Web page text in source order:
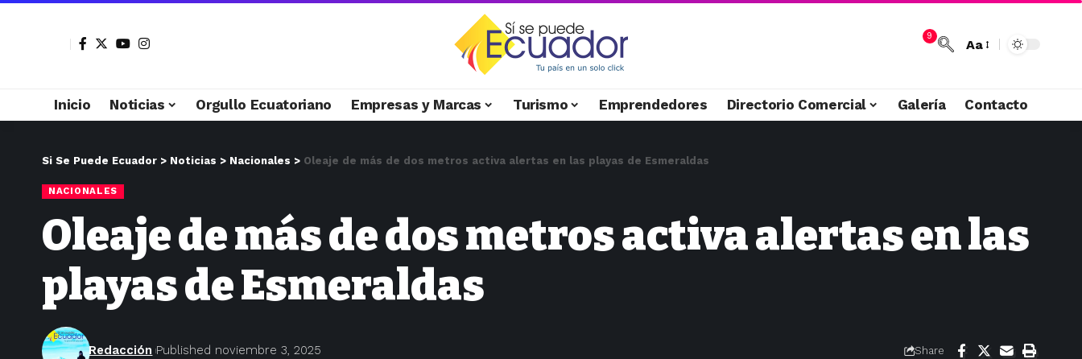
9
Aa
Inicio Noticias Orgullo Ecuatoriano Empresas y Marcas Turismo Emprendedores Directorio Comercial Galería Contacto
Si Se Puede Ecuador > Noticias > Nacionales > Oleaje de más de dos metros activa alertas en las playas de Esmeraldas
NACIONALES
Oleaje de más de dos metros activa alertas en las
playas de Esmeraldas
Redacción Published noviembre 3, 2025 Share